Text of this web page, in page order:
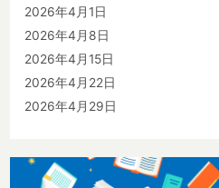
2026年4月1日
2026年4月8日
2026年4月15日
2026年4月22日
2026年4月29日